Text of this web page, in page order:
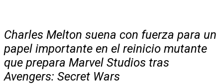
Charles Melton suena con fuerza para un
papel importante en el reinicio mutante
que prepara Marvel Studios tras
Avengers: Secret Wars